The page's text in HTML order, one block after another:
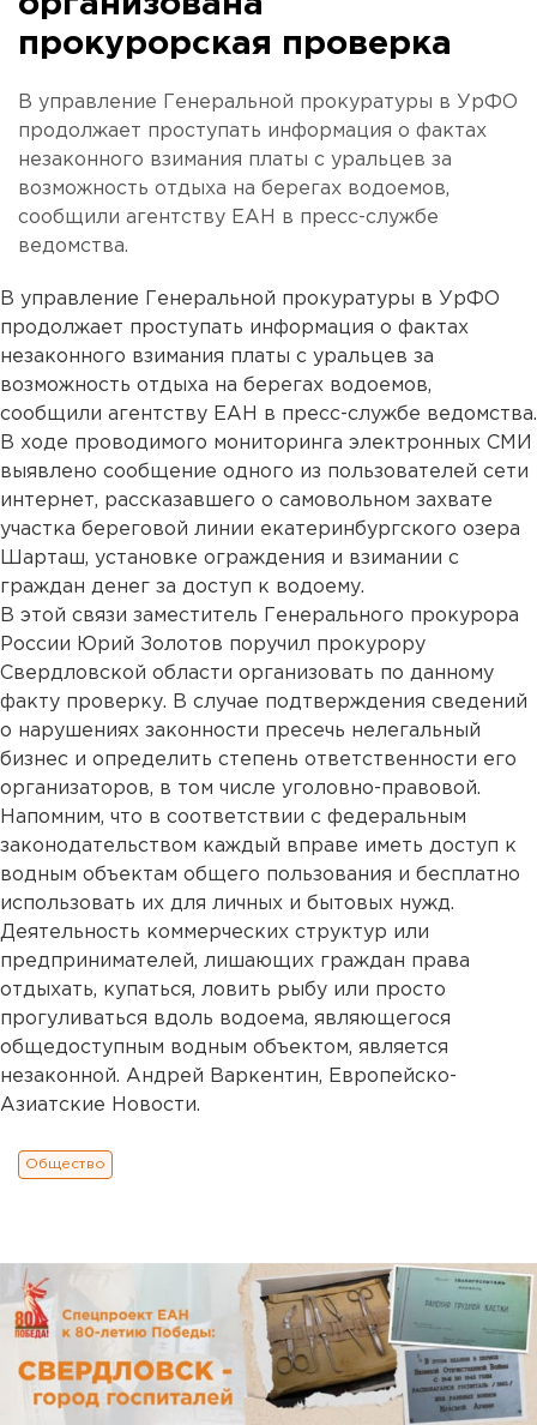
прокурорская проверка
В управление Генеральной прокуратуры в УрФО
продолжает проступать информация о фактах
незаконного взимания платы с уральцев за
возможность отдыха на берегах водоемов,
сообщили агентству ЕАН в пресс-службе
ведомства.
В управление Генеральной прокуратуры в УрФО
продолжает проступать информация о фактах
незаконного взимания платы с уральцев за
возможность отдыха на берегах водоемов,
сообщили агентству ЕАН в пресс-службе ведомства.
В ходе проводимого мониторинга электронных СМИ
выявлено сообщение одного из пользователей сети
интернет, рассказавшего о самовольном захвате
участка береговой линии екатеринбургского озера
Шарташ, установке ограждения и взимании с
граждан денег за доступ к водоему.
В этой связи заместитель Генерального прокурора
России Юрий Золотов поручил прокурору
Свердловской области организовать по данному
факту проверку. В случае подтверждения сведений
о нарушениях законности пресечь нелегальный
бизнес и определить степень ответственности его
организаторов, в том числе уголовно-правовой.
Напомним, что в соответствии с федеральным
законодательством каждый вправе иметь доступ к
водным объектам общего пользования и бесплатно
использовать их для личных и бытовых нужд.
Деятельность коммерческих структур или
предпринимателей, лишающих граждан права
отдыхать, купаться, ловить рыбу или просто
прогуливаться вдоль водоема, являющегося
общедоступным водным объектом, является
незаконной. Андрей Варкентин, Европейско-
Азиатские Новости.
Общество